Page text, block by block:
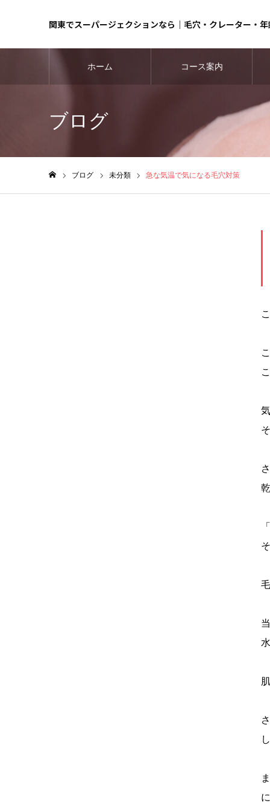
関東でスーパージェクションなら｜毛穴・クレーター・
ホーム コース案内
ブログ
ブログ 未分類 急な気温で気になる毛穴対策